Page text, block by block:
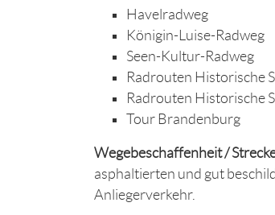
Havelradweg
Königin-Luise-Radweg
Seen-Kultur-Radweg
Radrouten Historische
Radrouten Historische
Tour Brandenburg
Wegebeschaffenheit /
asphaltierten und gut
Anliegerverkehr.